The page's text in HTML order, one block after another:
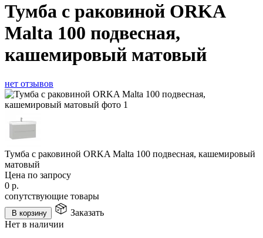
Тумба с раковиной ORKA
Malta 100 подвесная,
кашемировый матовый
нет отзывов
Тумба с раковиной ORKA Malta 100 подвесная, кашемировый
матовый
Цена по запросу
0 р.
сопутствующие товары
В корзину
Заказать
Нет в наличии